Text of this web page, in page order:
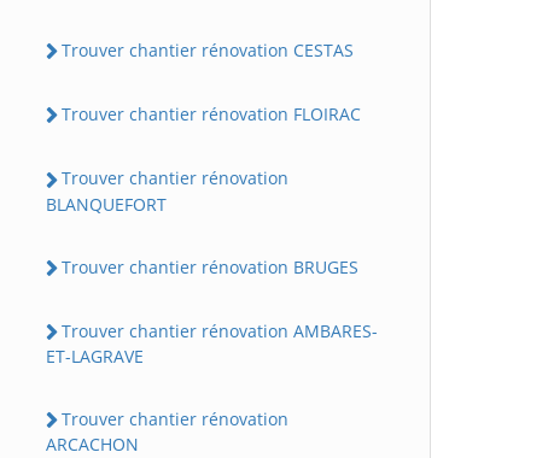
Trouver chantier rénovation CESTAS
Trouver chantier rénovation FLOIRAC
Trouver chantier rénovation
BLANQUEFORT
Trouver chantier rénovation BRUGES
Trouver chantier rénovation AMBARES-
ET-LAGRAVE
Trouver chantier rénovation
ARCACHON